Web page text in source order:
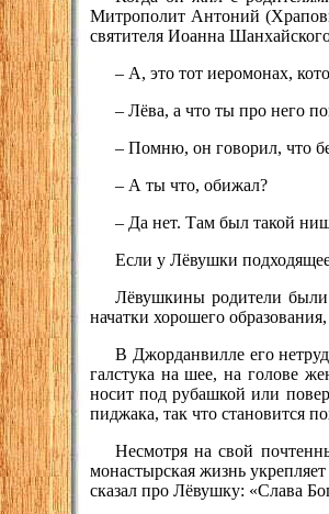
Митрополит Антоний
святителя Иоанна
– А, это тот иеромонах,
– Лёва, а что ты про него
– Помню, он говорил, что
– А ты что, обижал?
– Да нет. Там был такой
Если у Лёвушки
Лёвушкины родители
начатки хорошего
В Джорданвилле его
галстука на шее, на голове
носит под рубашкой или
пиджака, так что становится
Несмотря на свой
монастырская жизнь
сказал про Лёвушку: «Слава